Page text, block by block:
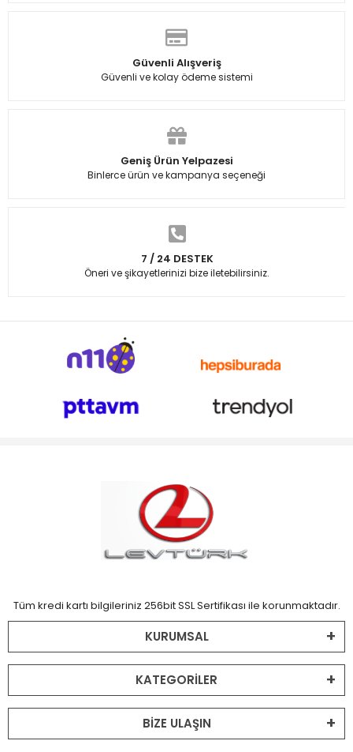
Güvenli Alışveriş
Güvenli ve kolay ödeme sistemi
Geniş Ürün Yelpazesi
Binlerce ürün ve kampanya seçeneği
7 / 24 DESTEK
Öneri ve şikayetlerinizi bize iletebilirsiniz.
Tüm kredi kartı bilgileriniz 256bit SSL Sertifikası ile korunmaktadır.
KURUMSAL
KATEGORİLER
BİZE ULAŞIN